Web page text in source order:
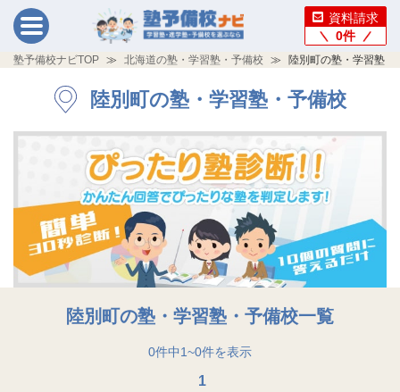
資料請求
0件
塾予備校ナビTOP 北海道の塾・学習塾・予備校 陸別町の塾・学習塾・
陸別町の塾・学習塾・予備校
陸別町の塾・学習塾・予備校一覧
0件中1~0件を表示
1